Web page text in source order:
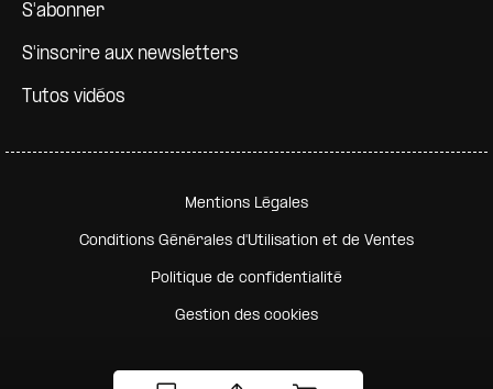
S'abonner
S'inscrire aux newsletters
Tutos vidéos
Pied de page secondaire
Mentions Légales
Conditions Générales d'Utilisation et de Ventes
Politique de confidentialité
Gestion des cookies